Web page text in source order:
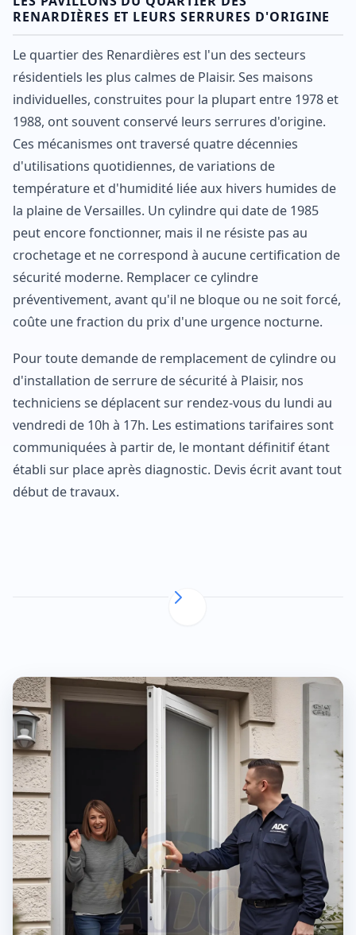
RENARDIÈRES ET LEURS SERRURES D'ORIGINE
Le quartier des Renardières est l'un des secteurs
résidentiels les plus calmes de Plaisir. Ses maisons
individuelles, construites pour la plupart entre 1978 et
1988, ont souvent conservé leurs serrures d'origine.
Ces mécanismes ont traversé quatre décennies
d'utilisations quotidiennes, de variations de
température et d'humidité liée aux hivers humides de
la plaine de Versailles. Un cylindre qui date de 1985
peut encore fonctionner, mais il ne résiste pas au
crochetage et ne correspond à aucune certification de
sécurité moderne. Remplacer ce cylindre
préventivement, avant qu'il ne bloque ou ne soit forcé,
coûte une fraction du prix d'une urgence nocturne.
Pour toute demande de remplacement de cylindre ou
d'installation de serrure de sécurité à Plaisir, nos
techniciens se déplacent sur rendez-vous du lundi au
vendredi de 10h à 17h. Les estimations tarifaires sont
communiquées à partir de, le montant définitif étant
établi sur place après diagnostic. Devis écrit avant tout
début de travaux.